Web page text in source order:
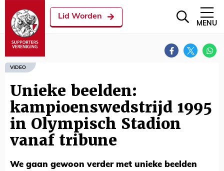
Lid Worden
MENU
VIDEO
Unieke beelden:
kampioenswedstrijd 1995
in Olympisch Stadion
vanaf tribune
We gaan gewoon verder met unieke beelden